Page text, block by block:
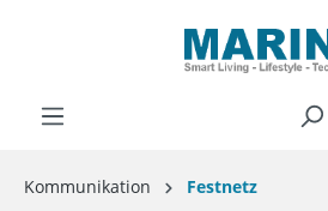
Kommunikation Festnetz